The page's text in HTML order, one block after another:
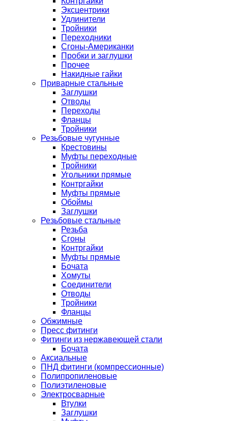
Эксцентрики
Удлинители
Тройники
Переходники
Сгоны-Американки
Пробки и заглушки
Прочее
Накидные гайки
Приварные стальные
Заглушки
Отводы
Переходы
Фланцы
Тройники
Резьбовые чугунные
Крестовины
Муфты переходные
Тройники
Угольники прямые
Контргайки
Муфты прямые
Обоймы
Заглушки
Резьбовые стальные
Резьба
Сгоны
Контргайки
Муфты прямые
Бочата
Хомуты
Соединители
Отводы
Тройники
Фланцы
Обжимные
Пресс фитинги
Фитинги из нержавеющей стали
Бочата
Аксиальные
ПНД фитинги (компрессионные)
Полипропиленовые
Полиэтиленовые
Электросварные
Втулки
Заглушки